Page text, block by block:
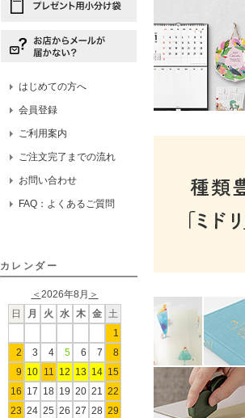
はじめての方へ
会員登録
ご利用案内
ご注文完了までの流れ
お問い合わせ
FAQ：よくあるご質問
カレンダー
＜ 2026年8月 ＞
日
月 火 水 木 金
土
1
2
3 4 5 6 7
8
9 10 11 12 13 14 15
16 17 18 19 20 21
22
23 24 25 26 27 28 29